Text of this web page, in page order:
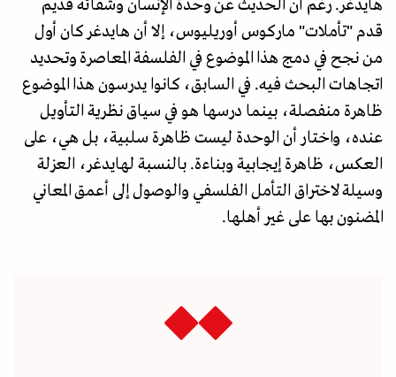
هايدغر. رغم أن الحديث عن وحدة الإنسان وشقائه قديم
قدم "تأملات" ماركوس أوريليوس، إلا أن هايدغر كان أول
من نجح في دمج هذا الموضوع في الفلسفة المعاصرة وتحديد
اتجاهات البحث فيه. في السابق، كانوا يدرسون هذا الموضوع
ظاهرة منفصلة، بينما درسها هو في سياق نظرية التأويل
عنده، واختار أن الوحدة ليست ظاهرة سلبية، بل هي، على
العكس، ظاهرة إيجابية وبناءة. بالنسبة لهايدغر، العزلة
وسيلة لاختراق التأمل الفلسفي والوصول إلى أعمق المعاني
المضنون بها على غير أهلها.